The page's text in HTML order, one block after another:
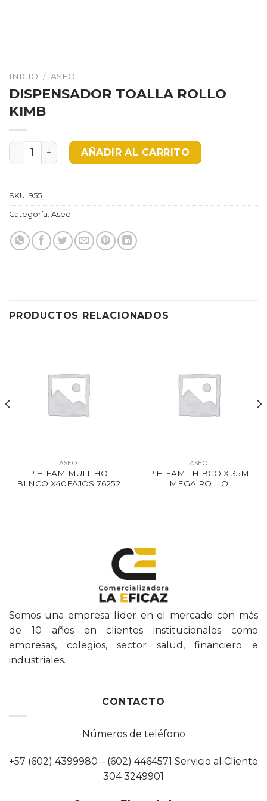
INICIO / ASEO
DISPENSADOR TOALLA ROLLO
KIMB
DISPENSADOR TOALLA ROLLO KIMB cantidad
AÑADIR AL CARRITO
SKU: 955
Categoría: Aseo
PRODUCTOS RELACIONADOS
ASEO
P.H FAM MULTIHO
BLNCO X40FAJOS 76252
ASEO
P.H FAM TH BCO X 35M
MEGA ROLLO
Somos una empresa líder en el mercado con más
de 10 años en clientes institucionales como
empresas, colegios, sector salud, financiero e
industriales.
CONTACTO
Números de teléfono
+57 (602) 4399980 – (602) 4464571 Servicio al Cliente
304 3249901